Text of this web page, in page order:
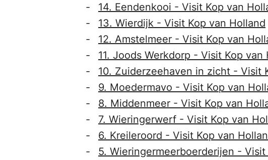
14. Eendenkooi - Visit Kop van
13. Wierdijk - Visit Kop van Holland
12. Amstelmeer - Visit Kop van
11. Joods Werkdorp - Visit Kop van
10. Zuiderzeehaven in zicht - Visit
9. Moedermavo - Visit Kop van
8. Middenmeer - Visit Kop van
7. Wieringerwerf - Visit Kop van
6. Kreileroord - Visit Kop van
5. Wieringermeerboerderijen -